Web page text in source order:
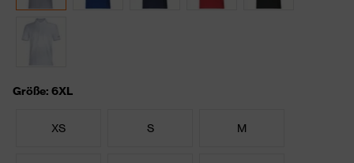
Größe: 6XL
XS S M